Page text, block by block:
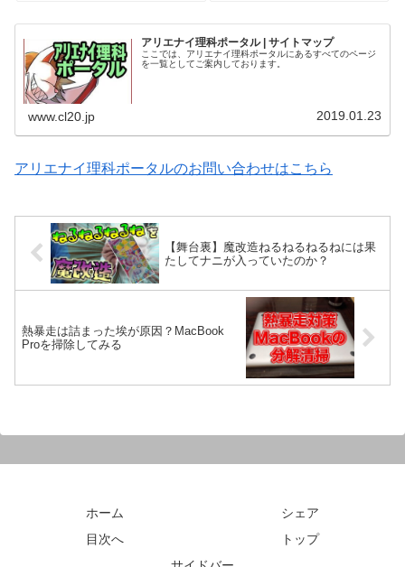
アリエナイ理科ポータル | サイトマップ
ここでは、アリエナイ理科ポータルにあるすべてのページ
を一覧としてご案内しております。
www.cl20.jp 2019.01.23
アリエナイ理科ポータルのお問い合わせはこちら
【舞台裏】魔改造ねるねるねるねには果
たしてナニが入っていたのか？
熱暴走は詰まった埃が原因？MacBook
Proを掃除してみる
ホーム
シェア
目次へ
トップ